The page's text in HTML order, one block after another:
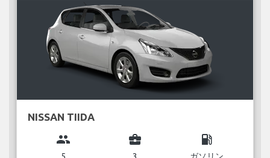
NISSAN TIIDA
group
5
business_center
3
local_gas_station
ガソリン